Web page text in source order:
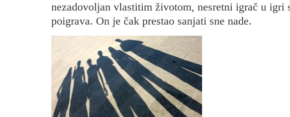
nezadovoljan vlastitim životom, nesretni igrač u igri
poigrava. On je čak prestao sanjati sne nade.